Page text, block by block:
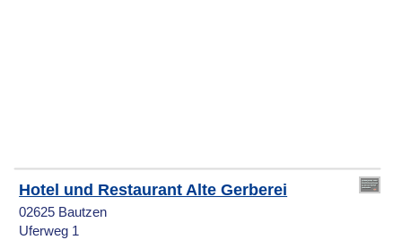
Hotel und Restaurant Alte Gerberei
02625 Bautzen
Uferweg 1